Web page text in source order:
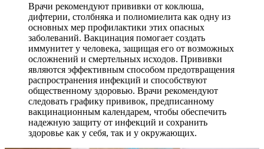
Врачи рекомендуют прививки от коклюша,
дифтерии, столбняка и полиомиелита как одну из
основных мер профилактики этих опасных
заболеваний. Вакцинация помогает создать
иммунитет у человека, защищая его от возможных
осложнений и смертельных исходов. Прививки
являются эффективным способом предотвращения
распространения инфекций и способствуют
общественному здоровью. Врачи рекомендуют
следовать графику прививок, предписанному
вакцинационным календарем, чтобы обеспечить
надежную защиту от инфекций и сохранить
здоровье как у себя, так и у окружающих.